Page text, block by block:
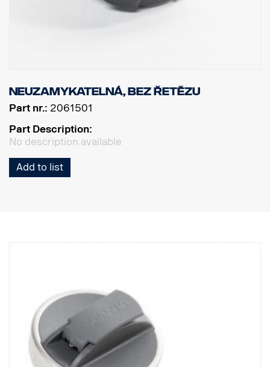
Neuzamykatelná, bez řetězu
Part nr.: 2061501
Part Description:
No description available
Add to list